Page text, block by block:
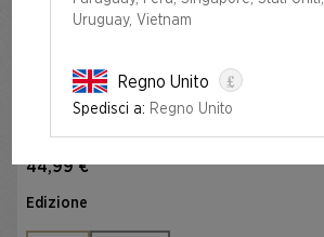
RETURN TO MYSTICAL ARCHIVE FOIL
44,99 €
Edizione
Uruguay, Vietnam
Regno Unito £
Spedisci a: Regno Unito